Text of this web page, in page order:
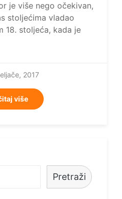
je više nego očekivan,
stoljećima vladao
18. stoljeća, kada je
više
2017
Pretraži